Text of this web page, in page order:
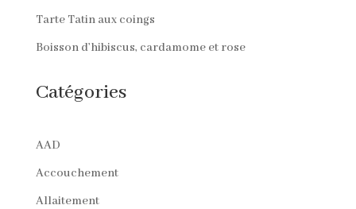
Tarte Tatin aux coings
Boisson d’hibiscus, cardamome et rose
Catégories
AAD
Accouchement
Allaitement